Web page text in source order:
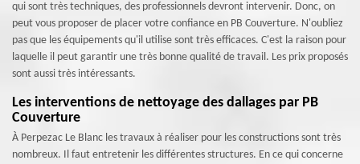
qui sont très techniques, des professionnels devront intervenir. Donc, on
peut vous proposer de placer votre confiance en PB Couverture. N'oubliez
pas que les équipements qu'il utilise sont très efficaces. C'est la raison pour
laquelle il peut garantir une très bonne qualité de travail. Les prix proposés
sont aussi très intéressants.
Les interventions de nettoyage des dallages par PB
Couverture
À Perpezac Le Blanc les travaux à réaliser pour les constructions sont très
nombreux. Il faut entretenir les différentes structures. En ce qui concerne